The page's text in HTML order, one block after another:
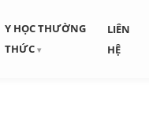
Y HỌC THƯỜNG
THỨC
LIÊN
HỆ